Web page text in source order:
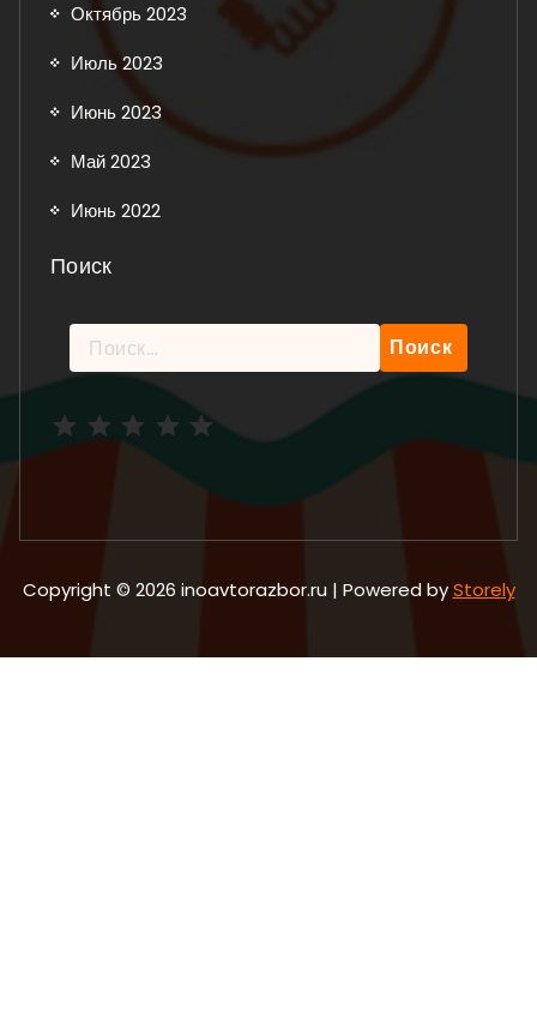
Октябрь 2023
Июль 2023
Июнь 2023
Май 2023
Июнь 2022
Поиск
Найти:
Copyright © 2026 inoavtorazbor.ru | Powered byStorely